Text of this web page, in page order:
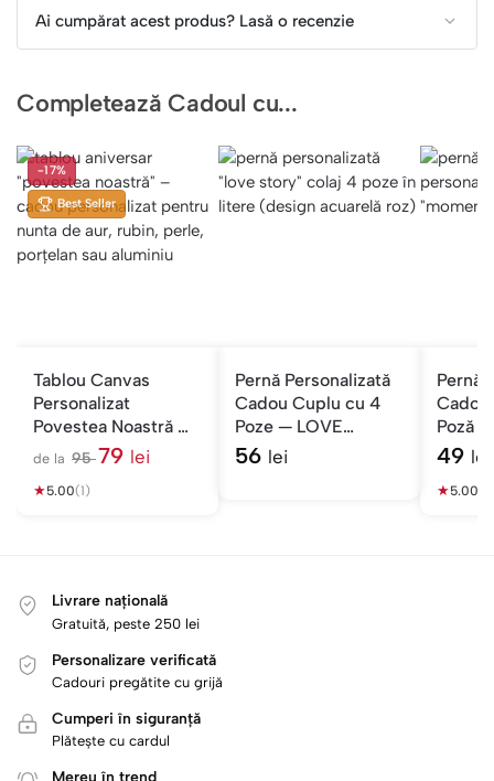
Ai cumpărat acest produs? Lasă o recenzie
Completează Cadoul cu...
-17%
Best Seller
Tablou Canvas
Personalizat
Povestea Noastră —
Cadou Aniversare
de la 9579 lei
★5.00(1)
Pernă Personalizată
Cadou Cuplu cu 4
Poze — LOVE
Acuarelă
56 lei
Pernă
Poză
Mesaj
49 lei
★5.00
Livrare națională
Gratuită, peste 250 lei
Personalizare verificată
Cadouri pregătite cu grijă
Cumperi în siguranță
Plătește cu cardul